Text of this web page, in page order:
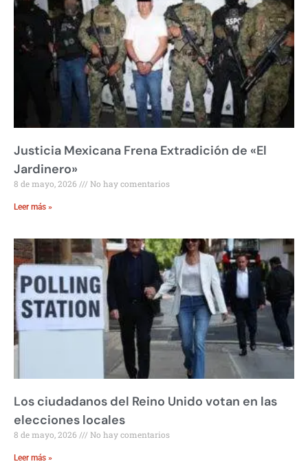
Justicia Mexicana Frena Extradición de «El
Jardinero»
8 de mayo, 2026 No hay comentarios
Leer más »
Los ciudadanos del Reino Unido votan en las
elecciones locales
8 de mayo, 2026 No hay comentarios
Leer más »